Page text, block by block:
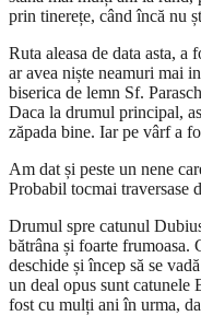
prin tinerețe, când încă nu
Ruta aleasa de data asta, a
ar avea niște neamuri mai
biserica de lemn Sf.
Daca la drumul principal,
zăpada bine. Iar pe vârf a
Am dat și peste un nene
Probabil tocmai traversase
Drumul spre catunul
bătrâna și foarte frumoasa.
deschide și încep să se
un deal opus sunt catunele
fost cu mulți ani în urma,